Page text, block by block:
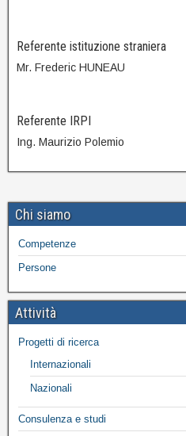
Referente istituzione straniera
Mr. Frederic HUNEAU
Referente IRPI
Ing. Maurizio Polemio
Chi siamo
Competenze
Persone
Attività
Progetti di ricerca
Internazionali
Nazionali
Consulenza e studi